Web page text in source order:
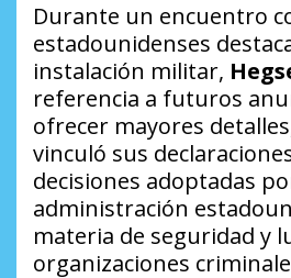
Durante un encuentro
estadounidenses
instalación militar,
referencia a futuros
ofrecer mayores
vinculó sus
decisiones adoptadas
administración
materia de seguridad y
organizaciones